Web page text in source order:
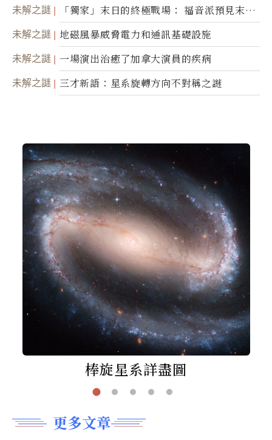
未解之謎
「獨家」末日的終極戰場： 福音派預見末
世；希臘僧侶預言以色列的攻擊
未解之謎 地磁風暴威脅電力和通訊基礎設施
未解之謎 一場演出治癒了加拿大演員的疾病
未解之謎 三才新語：星系旋轉方向不對稱之謎
棒旋星系詳盡圖
更多文章